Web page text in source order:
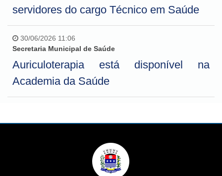
servidores do cargo Técnico em Saúde
30/06/2026 11:06
Secretaria Municipal de Saúde
Auriculoterapia está disponível na
Academia da Saúde